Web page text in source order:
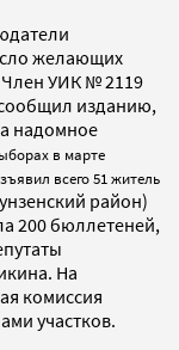
желающих
УИК № 2119
изданию,
надомное
в марте
всего 51 житель
район)
200 бюллетеней,
На
комиссия
участков.